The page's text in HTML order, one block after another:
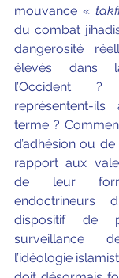
mouvance «
du combat
dangerosité
élevés dans
l’Occident ?
représentent-
terme ?
d’adhésion ou
rapport aux
de leur
endoctrineurs
dispositif de
surveillance
l’idéologie